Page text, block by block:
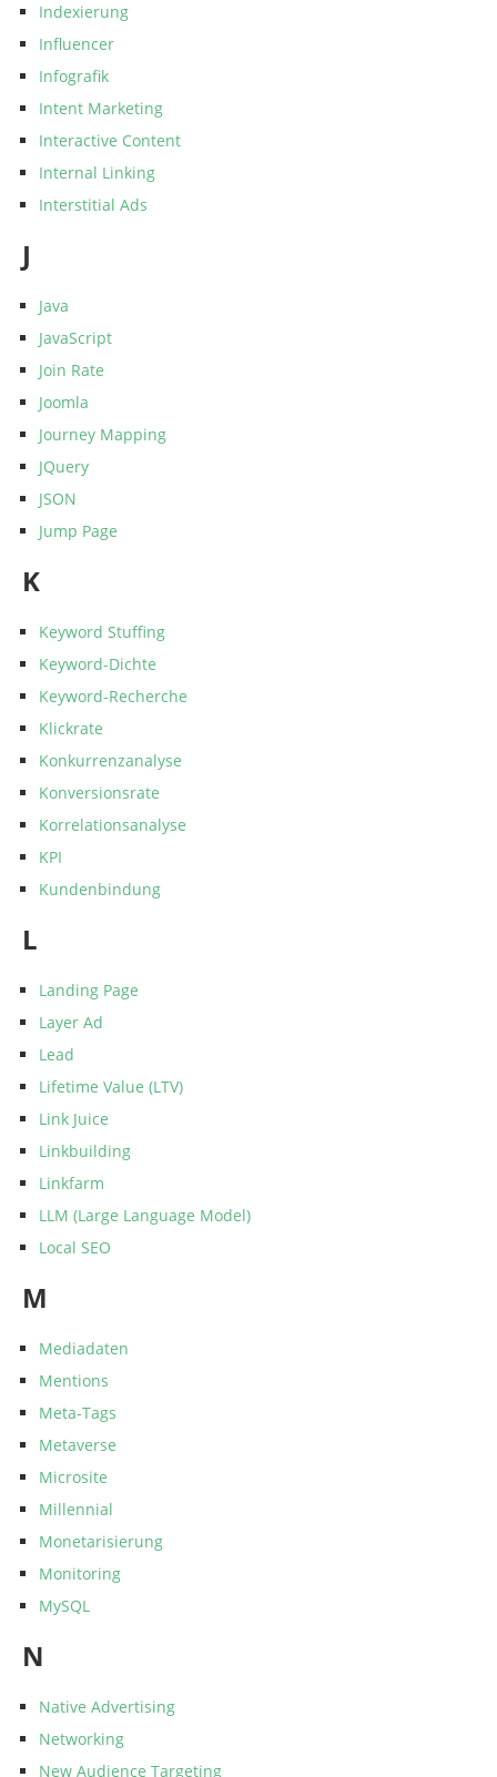
Indexierung
Influencer
Infografik
Intent Marketing
Interactive Content
Internal Linking
Interstitial Ads
J
Java
JavaScript
Join Rate
Joomla
Journey Mapping
JQuery
JSON
Jump Page
K
Keyword Stuffing
Keyword-Dichte
Keyword-Recherche
Klickrate
Konkurrenzanalyse
Konversionsrate
Korrelationsanalyse
KPI
Kundenbindung
L
Landing Page
Layer Ad
Lead
Lifetime Value (LTV)
Link Juice
Linkbuilding
Linkfarm
LLM (Large Language Model)
Local SEO
M
Mediadaten
Mentions
Meta-Tags
Metaverse
Microsite
Millennial
Monetarisierung
Monitoring
MySQL
N
Native Advertising
Networking
New Audience Targeting